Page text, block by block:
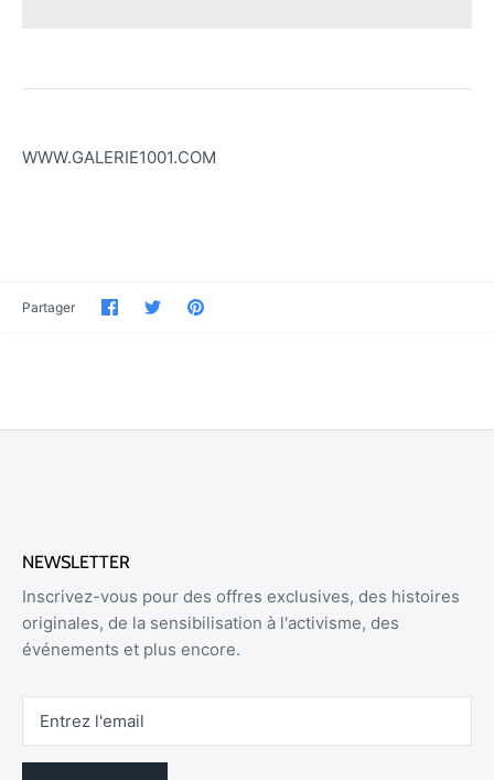
WWW.GALERIE1001.COM
Partager PartagerPartagerÉpinglez-
NEWSLETTER
Inscrivez-vous pour des offres exclusives, des histoires
originales, de la sensibilisation à l'activisme, des
événements et plus encore.